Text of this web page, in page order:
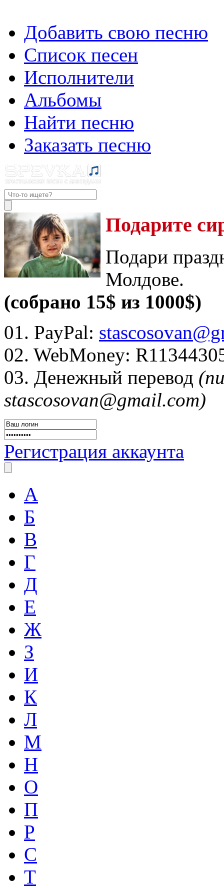
Добавить свою песню
Список песен
Исполнители
Альбомы
Найти песню
Заказать песню
Подарите
Подари
Молдове.
(собрано 15$ из 1000$)
01. PayPal:
02. WebMoney:
03. Денежный перевод
stascosovan@gmail.com)
Регистрация аккаунта
А
Б
В
Г
Д
Е
Ж
З
И
К
Л
М
Н
О
П
Р
С
Т